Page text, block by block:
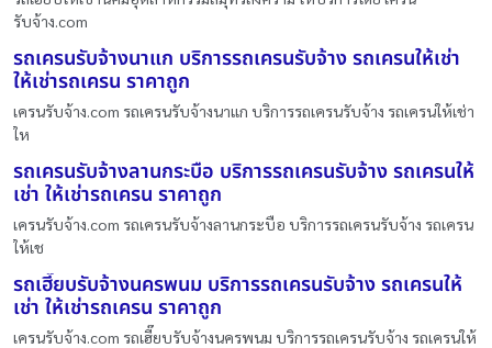
รับจ้าง.com
รถเครนรับจ้างนาแก บริการรถเครนรับจ้าง รถเครนให้เช่า
ให้เช่ารถเครน ราคาถูก
เครนรับจ้าง.com รถเครนรับจ้างนาแก บริการรถเครนรับจ้าง รถเครนให้เช่า
ให
รถเครนรับจ้างลานกระบือ บริการรถเครนรับจ้าง รถเครนให้
เช่า ให้เช่ารถเครน ราคาถูก
เครนรับจ้าง.com รถเครนรับจ้างลานกระบือ บริการรถเครนรับจ้าง รถเครน
ให้เช
รถเฮี๊ยบรับจ้างนครพนม บริการรถเครนรับจ้าง รถเครนให้
เช่า ให้เช่ารถเครน ราคาถูก
เครนรับจ้าง.com รถเฮี๊ยบรับจ้างนครพนม บริการรถเครนรับจ้าง รถเครนให้